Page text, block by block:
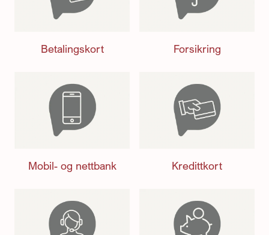
Betalingskort Forsikring
Mobil- og nettbank Kredittkort